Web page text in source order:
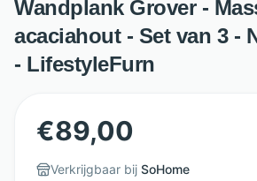
Wandplank Grover -
acaciahout - Set van 3 -
- LifestyleFurn
€89,00
Verkrijgbaar bij SoHome